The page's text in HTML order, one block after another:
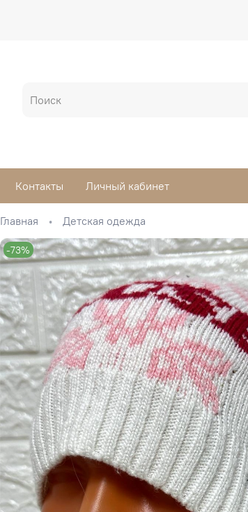
Контакты Личный кабинет
Главная Детская одежда
-73%